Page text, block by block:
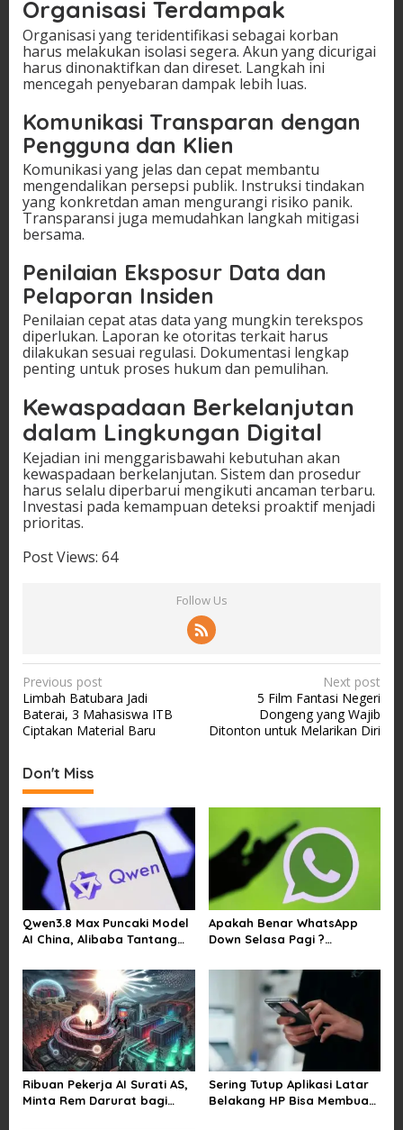
Organisasi Terdampak
Organisasi yang teridentifikasi sebagai korban
harus melakukan isolasi segera. Akun yang dicurigai
harus dinonaktifkan dan direset. Langkah ini
mencegah penyebaran dampak lebih luas.
Komunikasi Transparan dengan
Pengguna dan Klien
Komunikasi yang jelas dan cepat membantu
mengendalikan persepsi publik. Instruksi tindakan
yang konkretdan aman mengurangi risiko panik.
Transparansi juga memudahkan langkah mitigasi
bersama.
Penilaian Eksposur Data dan
Pelaporan Insiden
Penilaian cepat atas data yang mungkin terekspos
diperlukan. Laporan ke otoritas terkait harus
dilakukan sesuai regulasi. Dokumentasi lengkap
penting untuk proses hukum dan pemulihan.
Kewaspadaan Berkelanjutan
dalam Lingkungan Digital
Kejadian ini menggarisbawahi kebutuhan akan
kewaspadaan berkelanjutan. Sistem dan prosedur
harus selalu diperbarui mengikuti ancaman terbaru.
Investasi pada kemampuan deteksi proaktif menjadi
prioritas.
Post Views: 64
Follow Us
P
o
s
n
a
v
i
a
t
o
n
Previous post
Limbah Batubara Jadi
Baterai, 3 Mahasiswa ITB
Ciptakan Material Baru
Next post
5 Film Fantasi Negeri
Dongeng yang Wajib
Ditonton untuk Melarikan Diri
Don't Miss
Qwen3.8 Max Puncaki Model
AI China, Alibaba Tantang
Apakah Benar WhatsApp
Down Selasa Pagi ?
Gambar dan Video di
Sejumlah Wilayah
Ribuan Pekerja AI Surati AS,
Minta Rem Darurat bagi
Sering Tutup Aplikasi Latar
Belakang HP Bisa Membuat